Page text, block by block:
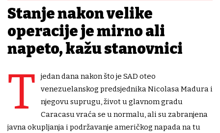
Stanje nakon velike
operacije je mirno ali
napeto, kažu stanovnici
T
jedan dana nakon što je SAD oteo
venezuelanskog predsjednika Nicolasa Madura i
njegovu suprugu, život u glavnom gradu
Caracasu vraća se u normalu, ali su zabranjena
javna okupljanja i podržavanje američkog napada na tu